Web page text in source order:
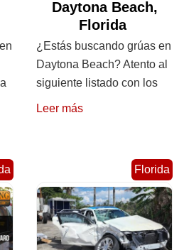
Daytona Beach,
Florida
¿Estás buscando grúas en
Daytona Beach? Atento al
siguiente listado con los
Leer más
Florida